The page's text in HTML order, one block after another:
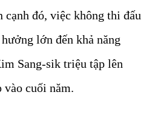
đó, việc không thi đấu
lớn đến khả năng
Sang-sik triệu tập lên
cuối năm.